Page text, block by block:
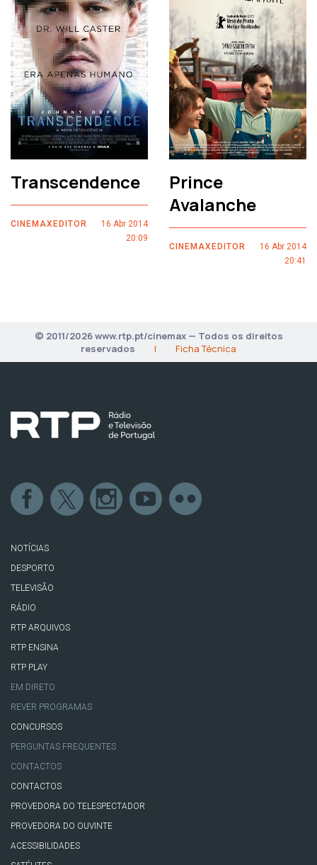
Transcendence
CINEMAXEDITOR
16 Abr 2014
20:09
Prince
Avalanche
CINEMAXEDITOR
16 Abr 2014
20:41
© 2011/2026 www.rtp.pt/cinemax — Todos os direitos
reservados
| Ficha Técnica
NOTÍCIAS
DESPORTO
TELEVISÃO
RÁDIO
RTP ARQUIVOS
RTP ENSINA
RTP PLAY
EM DIRETO
REVER PROGRAMAS
CONCURSOS
PERGUNTAS FREQUENTES
CONTACTOS
CONTACTOS
PROVEDORA DO TELESPECTADOR
PROVEDORA DO OUVINTE
ACESSIBILIDADES